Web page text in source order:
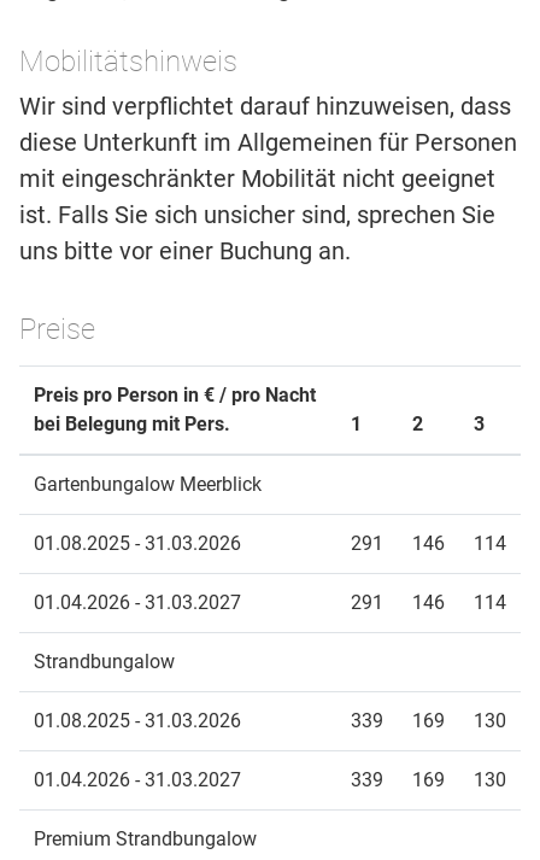
Mobilitätshinweis
Wir sind verpflichtet darauf hinzuweisen, dass
diese Unterkunft im Allgemeinen für Personen
mit eingeschränkter Mobilität nicht geeignet
ist. Falls Sie sich unsicher sind, sprechen Sie
uns bitte vor einer Buchung an.
Preise
Preis pro Person in € / pro Nacht
bei Belegung mit Pers.
1 2 3
Gartenbungalow Meerblick
01.08.2025 - 31.03.2026 291 146 114
01.04.2026 - 31.03.2027 291 146 114
Strandbungalow
01.08.2025 - 31.03.2026 339 169 130
01.04.2026 - 31.03.2027 339 169 130
Premium Strandbungalow